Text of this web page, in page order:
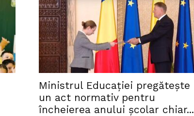
Ministrul Educației pregătește
un act normativ pentru
încheierea anului școlar chiar...